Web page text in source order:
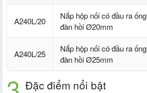
A240L/20
Nắp hộp nối có đầu ra ống
đàn hồi Ø20mm
A240L/25
Nắp hộp nối có đầu ra ống
đàn hồi Ø25mm
Đặc điểm nổi bật